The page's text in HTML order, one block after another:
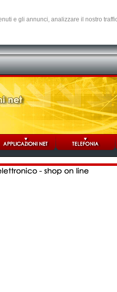
e gli annunci, analizzare il nostro